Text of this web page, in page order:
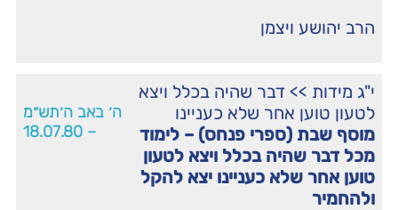
הרב יהושע ויצמן
י"ג מידות >> דבר שהיה בכלל ויצא
לטעון טוען אחר שלא כעניינו
מוסף שבת (ספרי פנחס) – לימוד
מכל דבר שהיה בכלל ויצא לטעון
טוען אחר שלא כעניינו יצא להקל
ולהחמיר
ה׳ באב ה׳תש״מ
– 18.07.80